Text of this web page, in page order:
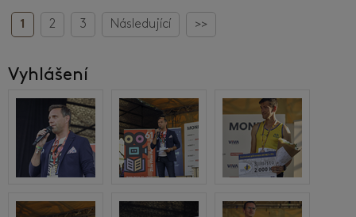
1 2 3 Následující >>
Vyhlášení